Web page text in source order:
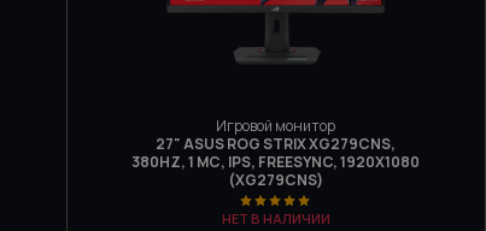
Игровой монитор
27" ASUS ROG STRIX XG279CNS,
380HZ, 1 МС, IPS, FREESYNC, 1920Х1080
(XG279CNS)
НЕТ В НАЛИЧИИ